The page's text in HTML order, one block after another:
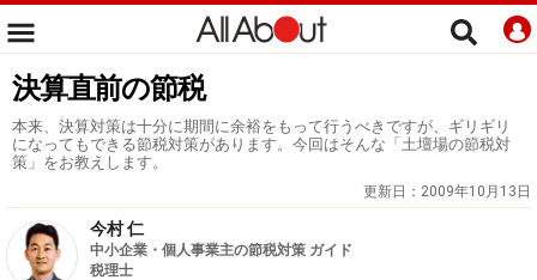
決算直前の節税
本来、決算対策は十分に期間に余裕をもって行うべきですが、ギリギリ
になってもできる節税対策があります。今回はそんな「土壇場の節税対
策」をお教えします。
更新日： 2009年10月13日
今村 仁
中小企業・個人事業主の節税対策 ガイド
税理士